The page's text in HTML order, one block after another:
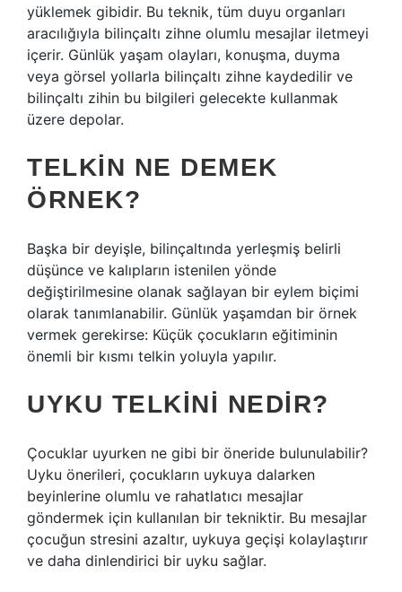
yüklemek gibidir. Bu teknik, tüm duyu organları
aracılığıyla bilinçaltı zihne olumlu mesajlar iletmeyi
içerir. Günlük yaşam olayları, konuşma, duyma
veya görsel yollarla bilinçaltı zihne kaydedilir ve
bilinçaltı zihin bu bilgileri gelecekte kullanmak
üzere depolar.
TELKIN NE DEMEK
ÖRNEK?
Başka bir deyişle, bilinçaltında yerleşmiş belirli
düşünce ve kalıpların istenilen yönde
değiştirilmesine olanak sağlayan bir eylem biçimi
olarak tanımlanabilir. Günlük yaşamdan bir örnek
vermek gerekirse: Küçük çocukların eğitiminin
önemli bir kısmı telkin yoluyla yapılır.
UYKU TELKINI NEDIR?
Çocuklar uyurken ne gibi bir öneride bulunulabilir?
Uyku önerileri, çocukların uykuya dalarken
beyinlerine olumlu ve rahatlatıcı mesajlar
göndermek için kullanılan bir tekniktir. Bu mesajlar
çocuğun stresini azaltır, uykuya geçişi kolaylaştırır
ve daha dinlendirici bir uyku sağlar.